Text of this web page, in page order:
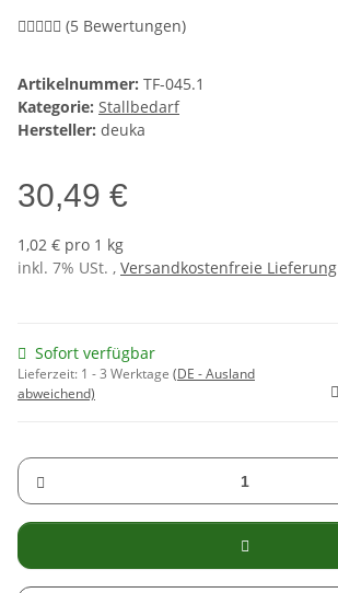
(5 Bewertungen)
Artikelnummer: TF-045.1
Kategorie: Stallbedarf
Hersteller: deuka
30,49 €
1,02 € pro 1 kg
inkl. 7% USt. , Versandkostenfreie Lieferung
Sofort verfügbar
Lieferzeit: 1 - 3 Werktage (DE - Ausland
abweichend)